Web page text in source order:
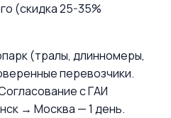
(скидка 25-35%
(тралы, длинномеры,
перевозчики.
с ГАИ
→ Москва — 1 день.